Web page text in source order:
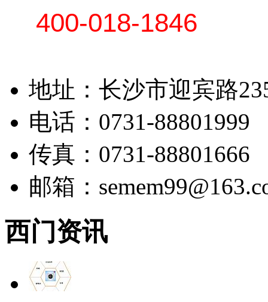
400-018-1846
地址：长沙市迎宾路
电话：0731-88801999
传真：0731-88801666
邮箱：
西门资讯